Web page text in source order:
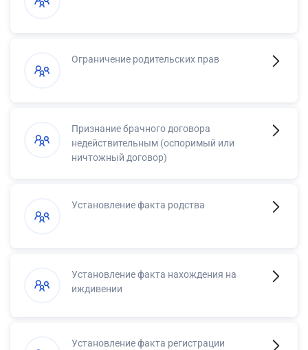
Ограничение родительских прав
Признание брачного договора
недействительным (оспоримый или
ничтожный договор)
Установление факта родства
Установление факта нахождения на
иждивении
Установление факта регистрации